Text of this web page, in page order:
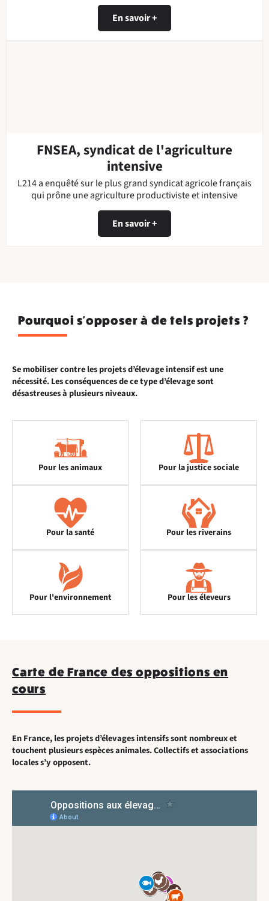
En savoir +
FNSEA, syndicat de l'agriculture
intensive
L214 a enquêté sur le plus grand syndicat agricole français
qui prône une agriculture productiviste et intensive
En savoir +
Pourquoi s'opposer à de tels projets ?
Se mobiliser contre les projets d’élevage intensif est une
nécessité. Les conséquences de ce type d’élevage sont
désastreuses à plusieurs niveaux.
Pour les animaux
Pour la santé
Pour l'environnement
Pour la justice sociale
Pour les riverains
Pour les éleveurs
Carte de France des oppositions en
cours
En France, les projets d’élevages intensifs sont nombreux et
touchent plusieurs espèces animales. Collectifs et associations
locales s’y opposent.